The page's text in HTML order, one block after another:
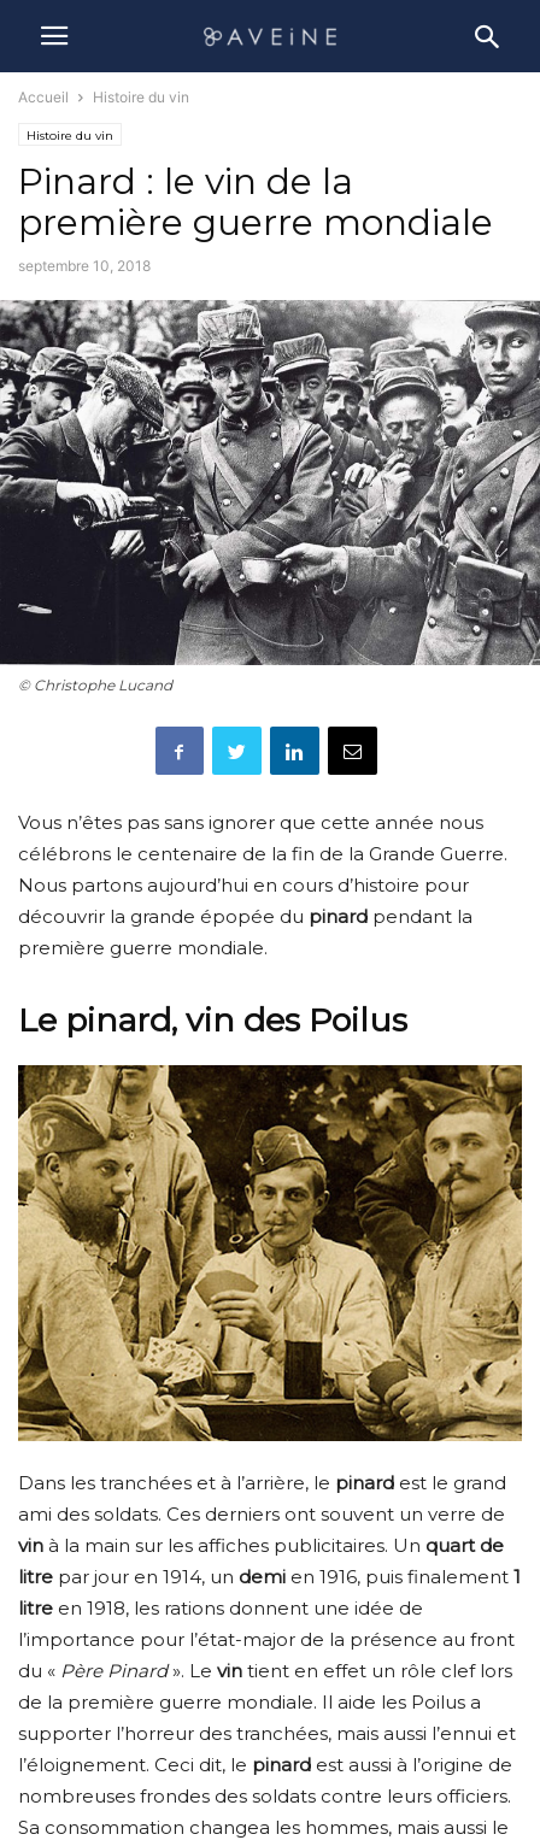
Accueil Histoire du vin
Histoire du vin
Pinard : le vin de la
première guerre mondiale
septembre 10, 2018
© Christophe Lucand
Vous n’êtes pas sans ignorer que cette année nous
célébrons le centenaire de la fin de la Grande Guerre.
Nous partons aujourd’hui en cours d’histoire pour
découvrir la grande épopée du pinard pendant la
première guerre mondiale.
Le pinard, vin des Poilus
Dans les tranchées et à l’arrière, le pinard est le grand
ami des soldats. Ces derniers ont souvent un verre de
vin à la main sur les affiches publicitaires. Un quart de
litre par jour en 1914, un demi en 1916, puis finalement 1
litre en 1918, les rations donnent une idée de
l’importance pour l’état-major de la présence au front
du « Père Pinard». Le vin tient en effet un rôle clef lors
de la première guerre mondiale. Il aide les Poilus a
supporter l’horreur des tranchées, mais aussi l’ennui et
l’éloignement. Ceci dit, le pinard est aussi à l’origine de
nombreuses frondes des soldats contre leurs officiers.
Sa consommation changea les hommes, mais aussi le